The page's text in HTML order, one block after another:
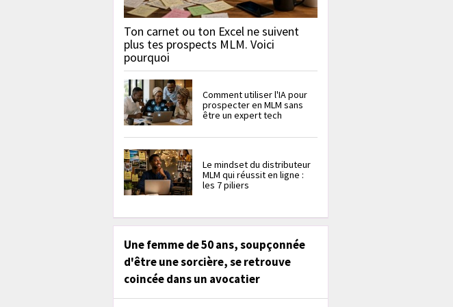
Ton carnet ou ton Excel ne suivent
plus tes prospects MLM. Voici
pourquoi
Comment utiliser l'IA pour
prospecter en MLM sans
être un expert tech
Le mindset du distributeur
MLM qui réussit en ligne :
les 7 piliers
Une femme de 50 ans, soupçonnée
d'être une sorcière, se retrouve
coincée dans un avocatier